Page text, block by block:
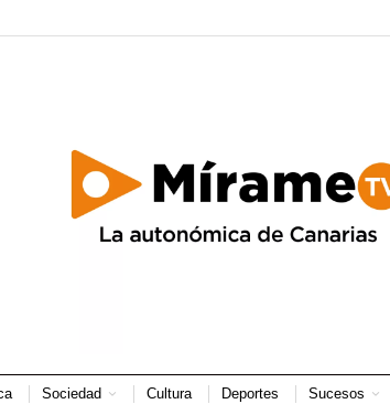
Sociedad Cultura Deportes Sucesos